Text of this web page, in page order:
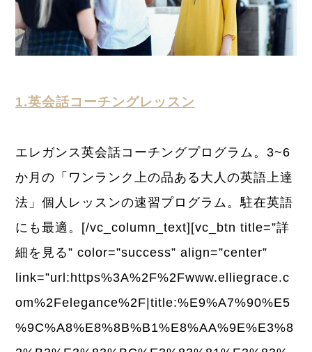
1.英会話コーチングレッスン
エレガンス英会話コーチングプログラム。3~6
か月の「ワンランク上の品ある大人の英語上達
法」個人レッスンの速習プログラム。駐在英語
にも最適。[/vc_column_text][vc_btn title=”詳
細を見る” color=”success” align=”center”
link=”url:https%3A%2F%2Fwww.elliegrace.c
om%2Felegance%2F|title:%E9%A7%90%E5
%9C%A8%E8%8B%B1%E8%AA%9E%E3%8